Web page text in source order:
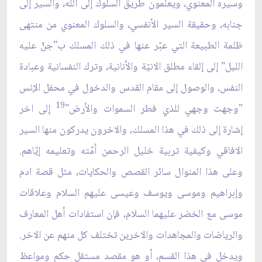
وسيره المعنوي، ويعلمون طريق السلوك إلى الله، والسير إلى
جنابه، وحقيقة السير الأنفسي، والسلوك المعنوي من منتهى
ظلمة الطبيعة التي عبّر عنها في ذلك المسلك ب"جنّ‏َ عليه
الليل" إلى إلقاء مطلق الانيّة والأنانية، وترك النفسانية وعبادة
النفس، والوصول إلى مقام القدس والدخول في محفل الإنس
"وجهت وجهي للذي فطر السموات والأرض"19 إلى اخر
إشارة إلى ذلك في هذا المسلك، والاخرون يدركون منها السير
الافاقي وكيفية تربية خليل الرحمن أمّته وتعليمه إيّاهم.
وعلى هذا المنوال سائر القصص والحكايات، مثل قصة ادم
وإبراهيم وموسى ويوسف وعيسى عليهم السلام وعلاقات
موسى مع الخضر عليهما السلام، فإن استفادات أهل المعارف
والرياضات والمجاهدات والاخرين تختلف كل منهم عن الاخر.
ويدخل في هذا القسم، أو هو مقصد مستقل حكم ومواعظ